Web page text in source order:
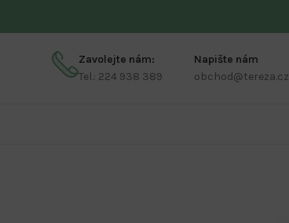
Zavolejte nám:
Tel.: 224 938 389
Napište nám
obchod@tereza.cz